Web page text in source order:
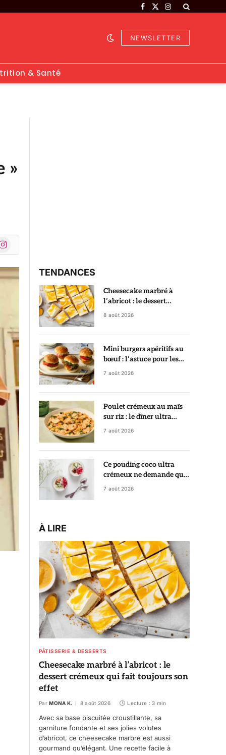
Facebook
X
Instagram
NEWSLETTER
& Santé
»
TENDANCES
Cheesecake marbré à
l’abricot : le dessert
crémeux qui fait toujours
8 août 2026
Mini burgers apéritifs au
bœuf : l’astuce pour les
garder ultra juteux
7 août 2026
Poulet crémeux au maïs
sur riz : le dîner ultra
gourmand prêt en 35
7 août 2026
Ce pouding coco ultra
crémeux ne demande que
5 minutes de préparation
7 août 2026
À LIRE
PÂTISSERIE & DESSERTS
Cheesecake marbré à l’abricot : le
dessert crémeux qui fait toujours son
effet
Par MONA K. 8 août 2026 Lecture : 3 min
Avec sa base biscuitée croustillante, sa
garniture fondante et ses jolies volutes
d’abricot, ce cheesecake marbré est aussi
gourmand qu’élégant. Une recette facile à